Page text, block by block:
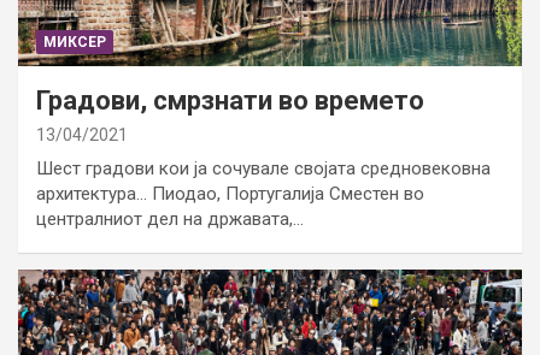
МИКСЕР
Градови, смрзнати во времето
13/04/2021
Шест градови кои ја сочувале својата средновековна
архитектура… Пиодао, Португалија Сместен во
централниот дел на државата,…